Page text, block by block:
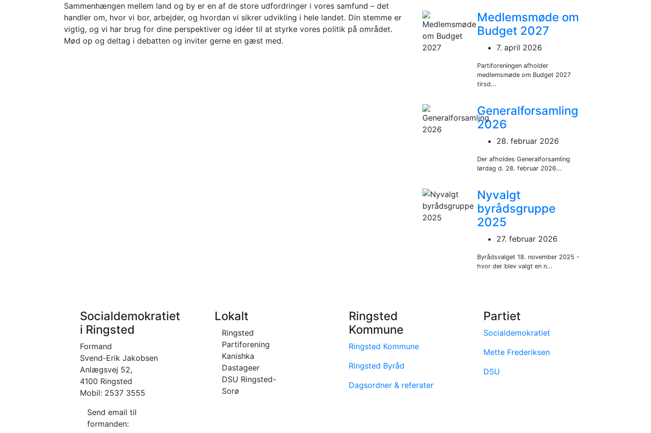
Sammenhængen mellem land og by er en af de store udfordringer i vores samfund – det
handler om, hvor vi bor, arbejder, og hvordan vi sikrer udvikling i hele landet. Din stemme er
vigtig, og vi har brug for dine perspektiver og idéer til at styrke vores politik på området.
Mød op og deltag i debatten og inviter gerne en gæst med.
Medlemsmøde om
Budget 2027
7. april 2026
Partiforeningen afholder
medlemsmøde om Budget 2027
tirsd...
Generalforsamling
2026
28. februar 2026
Der afholdes Generalforsamling
lørdag d. 28. februar 2026...
Nyvalgt
byrådsgruppe
2025
27. februar 2026
Byrådsvalget 18. november 2025 -
hvor der blev valgt en n...
Socialdemokratiet
i Ringsted
Formand
Svend-Erik Jakobsen
Anlægsvej 52,
4100 Ringsted
Mobil: 2537 3555
Send email til
formanden:
Lokalt
Ringsted
Partiforening
Kanishka
Dastageer
DSU Ringsted-
Sorø
Ringsted
Kommune
Ringsted Kommune
Ringsted Byråd
Dagsordner & referater
Partiet
Socialdemokratiet
Mette Frederiksen
DSU